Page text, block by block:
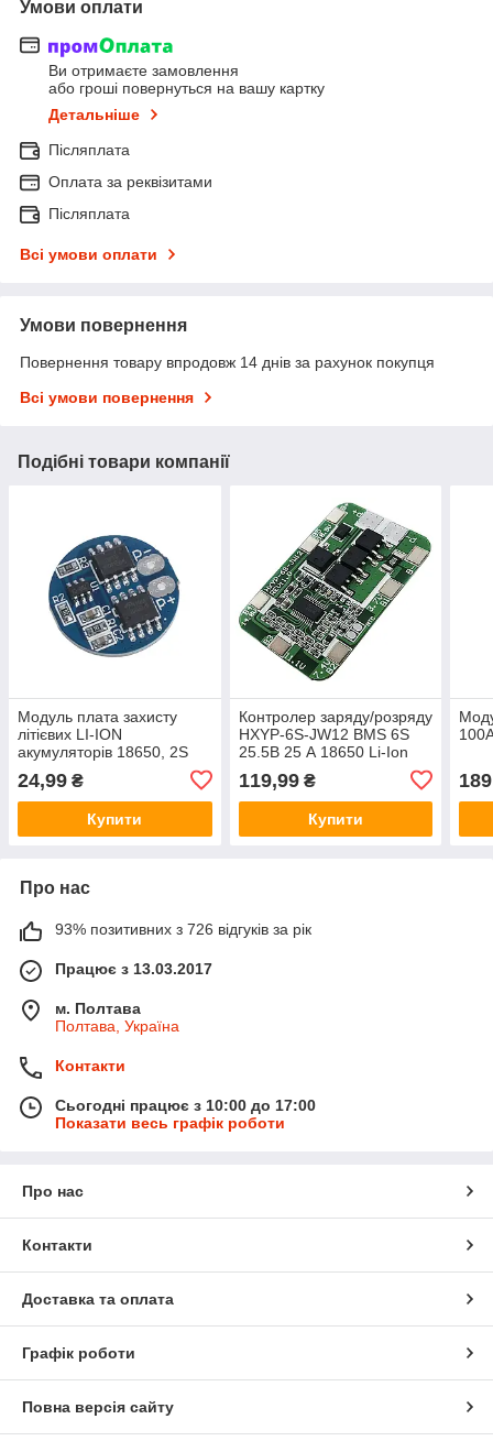
Умови оплати
Ви отримаєте замовлення
або гроші повернуться на вашу картку
Детальніше
Післяплата
Оплата за реквізитами
Післяплата
Всі умови оплати
Умови повернення
Повернення товару впродовж 14 днів за рахунок покупця
Всі умови повернення
Подібні товари компанії
Модуль плата захисту
літієвих LI-ION
акумуляторів 18650, 2S
24,99 ₴
Купити
Контролер заряду/розряду
HXYP-6S-JW12 BMS 6S
25.5В 25 А 18650 Li-Ion
119,99₴
Купити
Про нас
93% позитивних з 726 відгуків за рік
Працює з 13.03.2017
м. Полтава
Полтава, Україна
Контакти
Сьогодні працює з 10:00 до 17:00
Показати весь графік роботи
Про нас
Контакти
Доставка та оплата
Графік роботи
Повна версія сайту